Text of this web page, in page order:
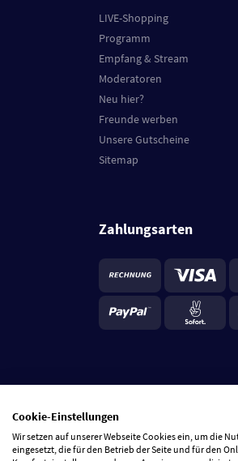
LIVE-Shopping
Programm
Empfang & Stream
Moderatoren
Neu hier?
Freunde werben
Unsere Gutscheine
Sitemap
Zahlungsarten
Cookie-Einstellungen
Wir setzen auf unserer Webseite Cookies ein, um die
eingesetzt, die für den Betrieb der Seite und für den